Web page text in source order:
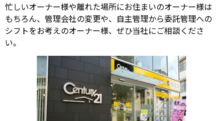
忙しいオーナー様や離れた場所にお住まいのオーナー様は
もちろん、管理会社の変更や、自主管理から委託管理への
シフトをお考えのオーナー様、ぜひ当社にご相談くださ
い。